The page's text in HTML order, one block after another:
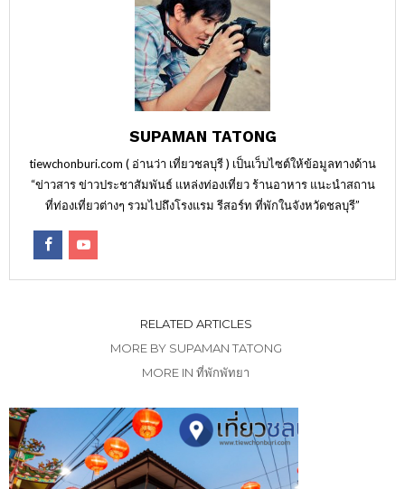
SUPAMAN TATONG
tiewchonburi.com ( อ่านว่า เที่ยวชลบุรี ) เป็นเว็บไซต์ให้ข้อมูลทางด้าน
“ข่าวสาร ข่าวประชาสัมพันธ์ แหล่งท่องเที่ยว ร้านอาหาร แนะนำสถาน
ที่ท่องเที่ยวต่างๆ รวมไปถึงโรงแรม รีสอร์ท ที่พักในจังหวัดชลบุรี”
RELATED ARTICLES
MORE BY SUPAMAN TATONG
MORE IN ที่พักพัทยา